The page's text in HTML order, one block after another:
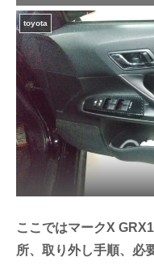
toyota
ここではマークX
所、取り外し手順、必